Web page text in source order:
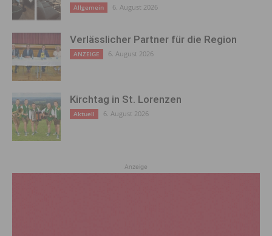
Allgemein 6. August 2026
Verlässlicher Partner für die Region
ANZEIGE 6. August 2026
Kirchtag in St. Lorenzen
Aktuell 6. August 2026
Anzeige